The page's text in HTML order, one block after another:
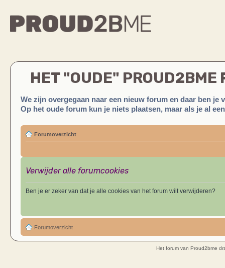
HET "OUDE" PROUD2BME
We zijn overgegaan naar een nieuw forum en daar ben je
Op het oude forum kun je niets plaatsen, maar als je al
Forumoverzicht
Verwijder alle forumcookies
Ben je er zeker van dat je alle cookies van het forum wilt verwijderen?
Forumoverzicht
Het forum van Proud2bme